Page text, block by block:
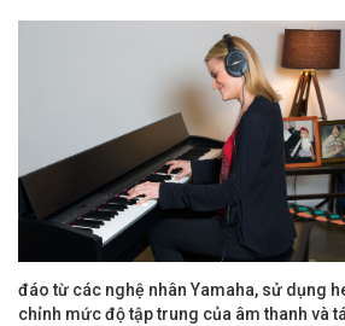
đáo từ các nghệ nhân Yamaha, sử dụng
chỉnh mức độ tập trung của âm thanh và